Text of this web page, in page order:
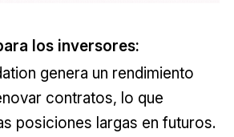
los inversores:
genera un rendimiento
contratos, lo que
posiciones largas en futuros.